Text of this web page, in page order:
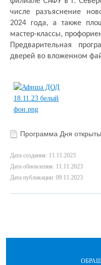
числе разъяснение
2024 года, а также
мастер-классы,
Предварительная
дверей во вложенном
Программа Дня
Дата создания: 11.11.2023
Дата обновления: 11.11.2023
Дата публикации: 09.11.2023